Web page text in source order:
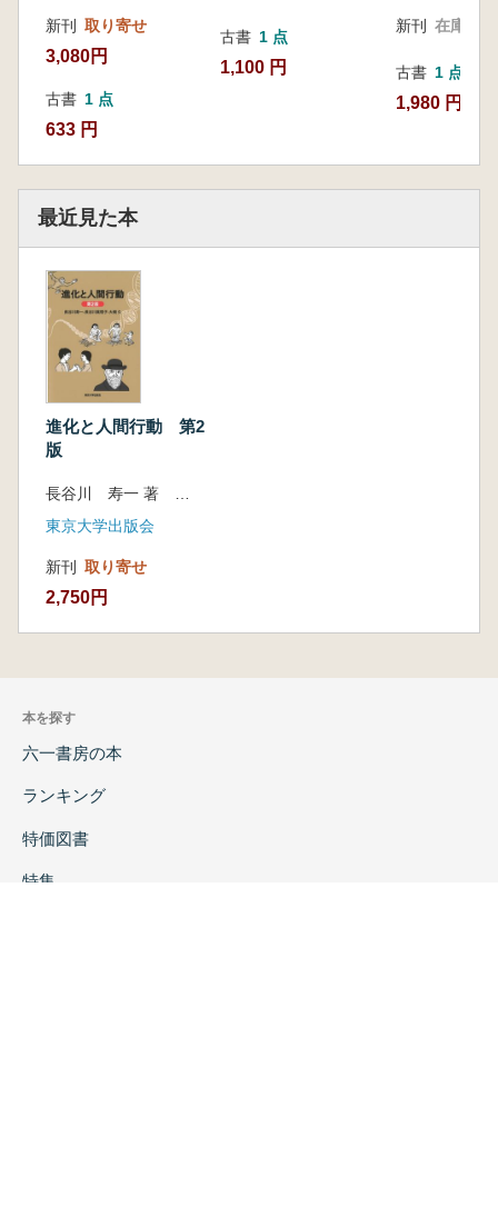
新刊 取り寄せ
3,080円
古書 1 点
633 円
古書 1 点
1,100 円
新刊 在庫なし
古書 1 点
1,980 円
最近見た本
進化と人間行動 第2
版
東京大学出版会
新刊 取り寄せ
2,750円
本を探す
六一書房の本
ランキング
特価図書
特集